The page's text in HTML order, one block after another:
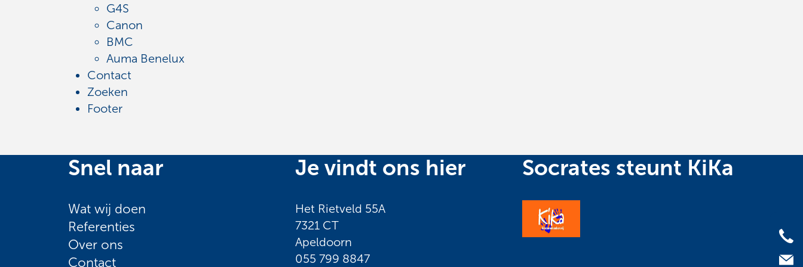
G4S
Canon
BMC
Auma Benelux
Contact
Zoeken
Footer
Snel naar
Wat wij doen
Referenties
Over ons
Contact
Je vindt ons hier
Het Rietveld 55A
7321 CT
Apeldoorn
055 799 8847
Socrates steunt KiKa